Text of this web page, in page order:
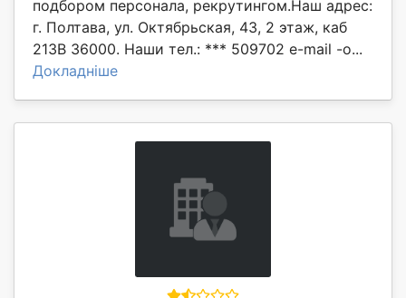
подбором персонала, рекрутингом.Наш адрес:
г. Полтава, ул. Октябрьская, 43, 2 этаж, каб
213В 36000. Наши тел.: *** 509702 e-mail -o...
Докладніше